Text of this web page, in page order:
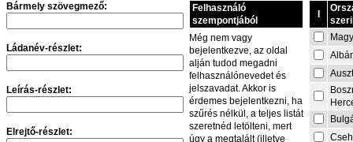
Bármely szövegmező:
Ládanév-részlet:
Leírás-részlet:
Elrejtő-részlet:
Felhasználó
szempontjából
Még nem vagy
bejelentkezve, az oldal
alján tudod megadni
felhasználónevedet és
jelszavadat. Akkor is
érdemes bejelentkezni, ha
szűrés nélkül, a teljes listát
szeretnéd letölteni, mert
úgy a megtalált (illetve